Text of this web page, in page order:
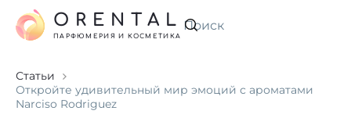
Искать
ORENTAL
ПАРФЮМЕРИЯ И КОСМЕТИКА
Статьи
Откройте удивительный мир эмоций с ароматами
Narciso Rodriguez